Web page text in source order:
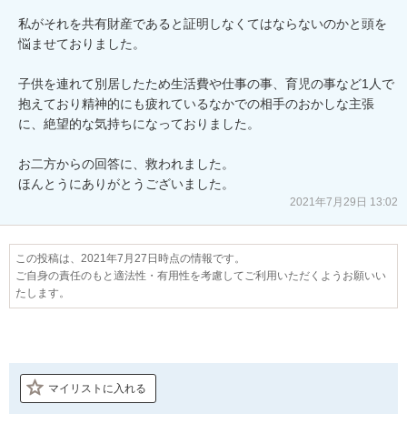
私がそれを共有財産であると証明しなくてはならないのかと頭を
悩ませておりました。
子供を連れて別居したため生活費や仕事の事、育児の事など1人で
抱えており精神的にも疲れているなかでの相手のおかしな主張
に、絶望的な気持ちになっておりました。
お二方からの回答に、救われました。
ほんとうにありがとうございました。
2021年7月29日 13:02
この投稿は、2021年7月27日時点の情報です。
ご自身の責任のもと適法性・有用性を考慮してご利用いただくようお願いい
たします。
マイリストに入れる